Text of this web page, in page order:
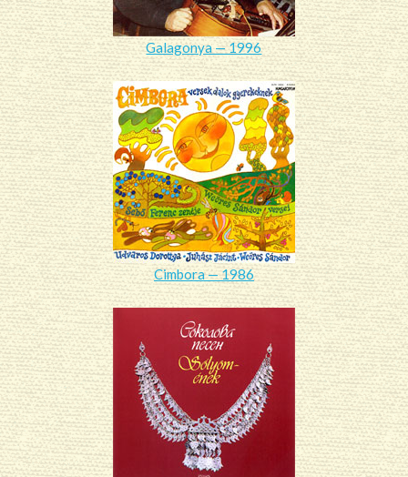
Galagonya — 1996
Cimbora — 1986